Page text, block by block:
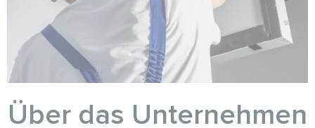
Über das Unternehmen